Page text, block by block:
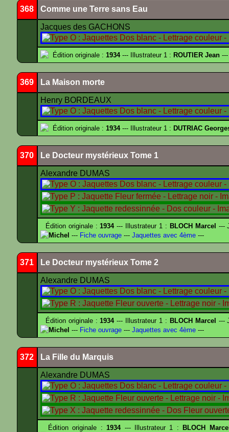
368 Comme une Terre sans Eau
Jacques des GACHONS
Édition originale : 1934--- Illustrateur 1 : ROUTIER Jean ---
369 La Maison morte
Henry BORDEAUX
Édition originale : 1934--- Illustrateur 1 : DUTRIAC
370 Le Docteur mystérieux Tome 1
Alexandre DUMAS
Édition originale :1934--- Illustrateur 1 : BLOCH Marcel ---
Michel --- Fiche ouvrage --- Jaquettes avec 4ème ---
371 Le Docteur mystérieux Tome 2
Alexandre DUMAS
Édition originale :1934--- Illustrateur 1 : BLOCH Marcel ---
Michel --- Fiche ouvrage --- Jaquettes avec 4ème ---
372 La Fille du Marquis
Alexandre DUMAS
Édition originale :1934--- Illustrateur 1 :
BLOCH